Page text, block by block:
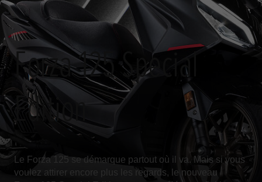
Forza 125 Special
Edition
Le Forza 125 se démarque partout où il va. Mais si vous
voulez attirer encore plus les regards, le nouveau